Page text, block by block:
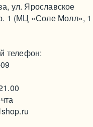
ул. Ярославское
1 (МЦ «Соле Молл», 1
телефон: